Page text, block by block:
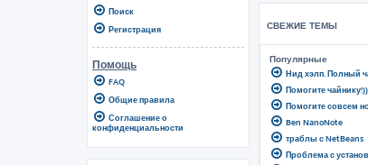
СВЕЖИЕ ТЕМЫ
Популярные
Нид хэлп. Полный
Помогите
Помогите совсем
Ben NanoNote
траблы с NetBeans
Проблема с
Поиск
Регистрация
Помощь
FAQ
Общие правила
Соглашение о
конфиденциальности